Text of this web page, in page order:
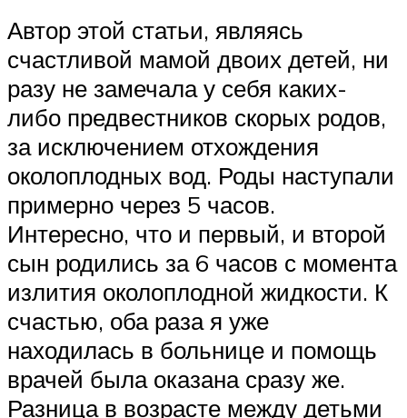
Автор этой статьи, являясь
счастливой мамой двоих детей, ни
разу не замечала у себя каких-
либо предвестников скорых родов,
за исключением отхождения
околоплодных вод. Роды наступали
примерно через 5 часов.
Интересно, что и первый, и второй
сын родились за 6 часов с момента
излития околоплодной жидкости. К
счастью, оба раза я уже
находилась в больнице и помощь
врачей была оказана сразу же.
Разница в возрасте между детьми